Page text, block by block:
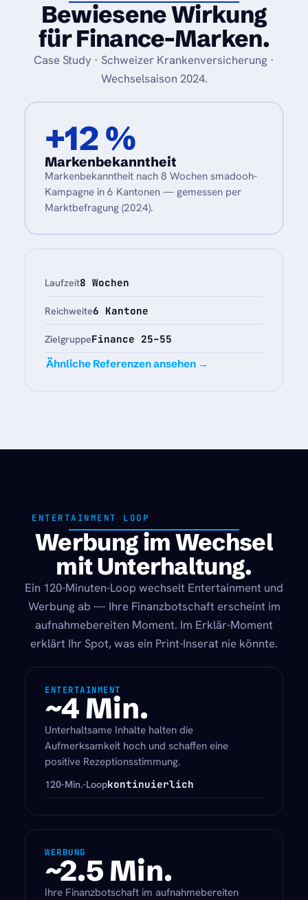
Bewiesene Wirkung
für Finance-Marken.
Case Study · Schweizer Krankenversicherung ·
Wechselsaison 2024.
+12 %
Markenbekanntheit
Markenbekanntheit nach 8 Wochen smadooh-
Kampagne in 6 Kantonen — gemessen per
Marktbefragung (2024).
Laufzeit8 Wochen
Reichweite6 Kantone
ZielgruppeFinance 25–55
Ähnliche Referenzen ansehen →
ENTERTAINMENT LOOP
Werbung im Wechsel
mit Unterhaltung.
Ein 120-Minuten-Loop wechselt Entertainment und
Werbung ab — Ihre Finanzbotschaft erscheint im
aufnahmebereiten Moment. Im Erklär-Moment
erklärt Ihr Spot, was ein Print-Inserat nie könnte.
ENTERTAINMENT
~4 Min.
Unterhaltsame Inhalte halten die
Aufmerksamkeit hoch und schaffen eine
positive Rezeptionsstimmung.
120-Min.-Loopkontinuierlich
WERBUNG
~2.5 Min.
Ihre Finanzbotschaft im aufnahmebereiten